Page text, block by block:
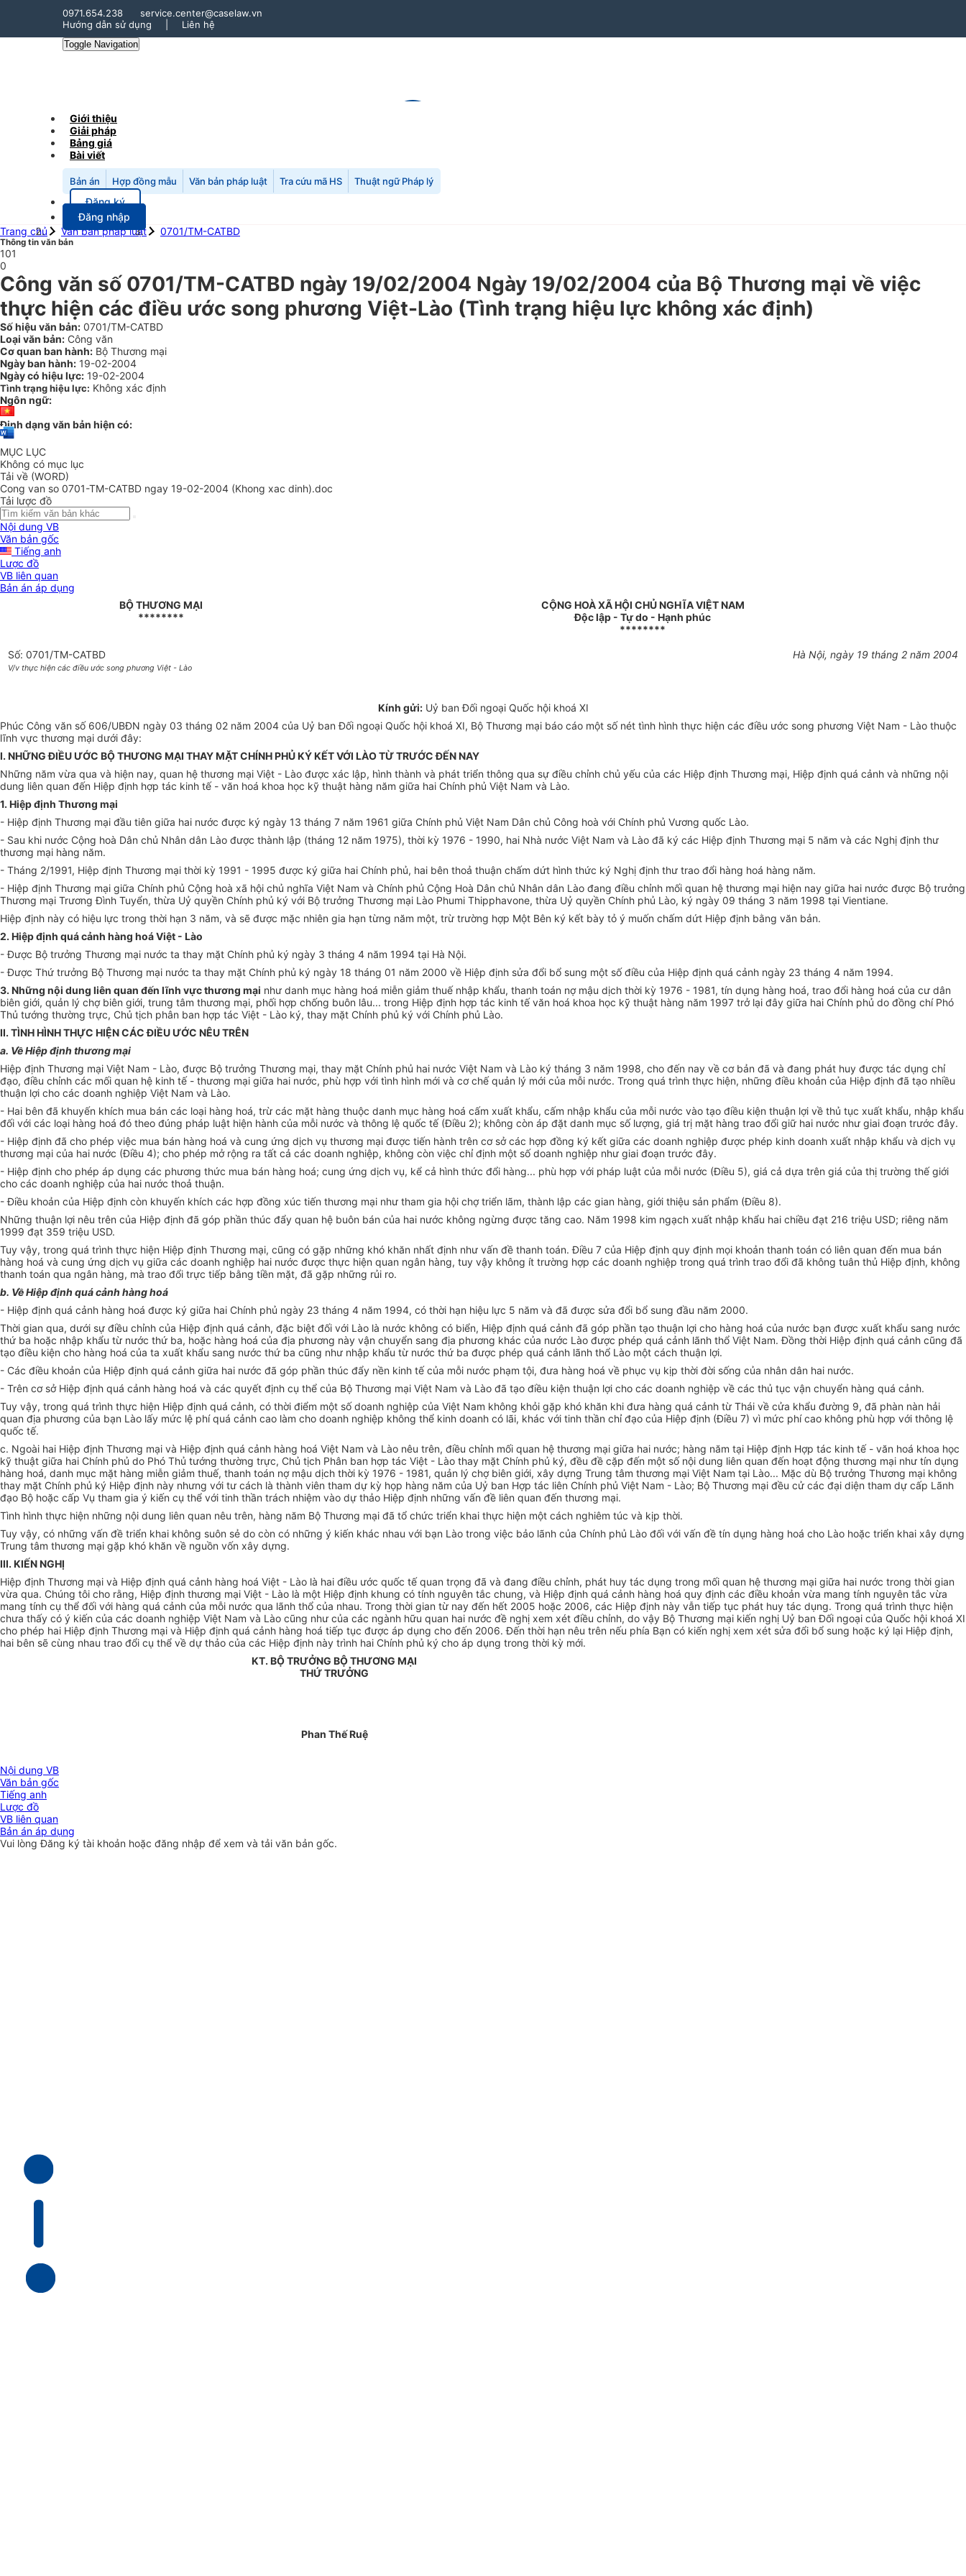
0971.654.238
service.center@caselaw.vn
Hướng dẫn sử dụng
Liên hệ
Toggle Navigation
Giới thiệu
Giải pháp
Bảng giá
Bài viết
Bản án Hợp đồng mẫu Văn bản pháp luật Tra cứu mã HS Thuật ngữ Pháp lý
Đăng ký
Đăng nhập
Trang chủ
Văn bản pháp luật 0701/TM-CATBD
Thông tin văn bản
101
0
Công văn số 0701/TM-CATBD ngày 19/02/2004 Ngày 19/02/2004 của Bộ Thương mại về việc
thực hiện các điều ước song phương Việt-Lào (Tình trạng hiệu lực không xác định)
Số hiệu văn bản: 0701/TM-CATBD
Loại văn bản: Công văn
Cơ quan ban hành: Bộ Thương mại
Ngày ban hành: 19-02-2004
Ngày có hiệu lực: 19-02-2004
Tình trạng hiệu lực: Không xác định
Ngôn ngữ:
Định dạng văn bản hiện có:
MỤC LỤC
Không có mục lục
Tải về (WORD)
Cong van so 0701-TM-CATBD ngay 19-02-2004 (Khong xac dinh).doc
Tải lược đồ
Nội dung VB
Văn bản gốc
Tiếng anh
Lược đồ
VB liên quan
Bản án áp dụng
BỘ THƯƠNG MẠI
********
CỘNG HOÀ XÃ HỘI CHỦ NGHĨA VIỆT NAM
Độc lập - Tự do - Hạnh phúc
********
Số: 0701/TM-CATBD
V/v thực hiện các điều ước song phương Việt - Lào
Hà Nội, ngày 19 tháng 2 năm 2004
Kính gửi:Uỷ ban Đối ngoại Quốc hội khoá XI
Phúc Công văn số 606/UBĐN ngày 03 tháng 02 năm 2004 của Uỷ ban Đối ngoại Quốc hội khoá XI, Bộ Thương mại báo cáo một số nét tình hình thực hiện các điều ước song phương Việt Nam - Lào thuộc
lĩnh vực thương mại dưới đây:
I. NHỮNG ĐIỀU ƯỚC BỘ THƯƠNG MẠI THAY MẶT CHÍNH PHỦ KÝ KẾT VỚI LÀO TỪ TRƯỚC ĐẾN NAY
Những năm vừa qua và hiện nay, quan hệ thương mại Việt - Lào được xác lập, hình thành và phát triển thông qua sự điều chỉnh chủ yếu của các Hiệp định Thương mại, Hiệp định quá cảnh và những nội
dung liên quan đến Hiệp định hợp tác kinh tế - văn hoá khoa học kỹ thuật hàng năm giữa hai Chính phủ Việt Nam và Lào.
1. Hiệp định Thương mại
- Hiệp định Thương mại đầu tiên giữa hai nước được ký ngày 13 tháng 7 năm 1961 giữa Chính phủ Việt Nam Dân chủ Công hoà với Chính phủ Vương quốc Lào.
- Sau khi nước Cộng hoà Dân chủ Nhân dân Lào được thành lập (tháng 12 năm 1975), thời kỳ 1976 - 1990, hai Nhà nước Việt Nam và Lào đã ký các Hiệp định Thương mại 5 năm và các Nghị định thư
thương mại hàng năm.
- Tháng 2/1991, Hiệp định Thương mại thời kỳ 1991 - 1995 được ký giữa hai Chính phủ, hai bên thoả thuận chấm dứt hình thức ký Nghị định thư trao đổi hàng hoá hàng năm.
- Hiệp định Thương mại giữa Chính phủ Cộng hoà xã hội chủ nghĩa Việt Nam và Chính phủ Cộng Hoà Dân chủ Nhân dân Lào đang điều chỉnh mối quan hệ thương mại hiện nay giữa hai nước được Bộ trưởng
Thương mại Trương Đình Tuyển, thừa Uỷ quyền Chính phủ ký với Bộ trưởng Thương mại Lào Phumi Thipphavone, thừa Uỷ quyền Chính phủ Lào, ký ngày 09 tháng 3 năm 1998 tại Vientiane.
Hiệp định này có hiệu lực trong thời hạn 3 năm, và sẽ được mặc nhiên gia hạn từng năm một, trừ trường hợp Một Bên ký kết bày tỏ ý muốn chấm dứt Hiệp định bằng văn bản.
2. Hiệp định quá cảnh hàng hoá Việt - Lào
- Được Bộ trưởng Thương mại nước ta thay mặt Chính phủ ký ngày 3 tháng 4 năm 1994 tại Hà Nội.
- Được Thứ trưởng Bộ Thương mại nước ta thay mặt Chính phủ ký ngày 18 tháng 01 năm 2000 về Hiệp định sửa đổi bổ sung một số điều của Hiệp định quá cảnh ngày 23 tháng 4 năm 1994.
3. Những nội dung liên quan đến lĩnh vực thương mại như danh mục hàng hoá miễn giảm thuế nhập khẩu, thanh toán nợ mậu dịch thời kỳ 1976 - 1981, tín dụng hàng hoá, trao đổi hàng hoá của cư dân
biên giới, quản lý chợ biên giới, trung tâm thương mại, phối hợp chống buôn lâu... trong Hiệp định hợp tác kinh tế văn hoá khoa học kỹ thuật hàng năm 1997 trở lại đây giữa hai Chính phủ do đồng chí Phó
Thủ tướng thường trực, Chủ tịch phân ban hợp tác Việt - Lào ký, thay mặt Chính phủ ký với Chính phủ Lào.
II. TÌNH HÌNH THỰC HIỆN CÁC ĐIỀU ƯỚC NÊU TRÊN
a. Về Hiệp định thương mại
Hiệp định Thương mại Việt Nam - Lào, được Bộ trưởng Thương mại, thay mặt Chính phủ hai nước Việt Nam và Lào ký tháng 3 năm 1998, cho đến nay về cơ bản đã và đang phát huy được tác dụng chỉ
đạo, điều chỉnh các mối quan hệ kinh tế - thương mại giữa hai nước, phù hợp với tình hình mới và cơ chế quản lý mới của mỗi nước. Trong quá trình thực hiện, những điều khoản của Hiệp định đã tạo nhiều
thuận lợi cho các doanh nghiệp Việt Nam và Lào.
- Hai bên đã khuyến khích mua bán các loại hàng hoá, trừ các mặt hàng thuộc danh mục hàng hoá cấm xuất khẩu, cấm nhập khẩu của mỗi nước vào tạo điều kiện thuận lợi về thủ tục xuất khẩu, nhập khẩu
đối với các loại hàng hoá đó theo đúng pháp luật hiện hành của mỗi nước và thông lệ quốc tế (Điều 2); không còn áp đặt danh mục số lượng, giá trị mặt hàng trao đổi giữ hai nước như giai đoạn trước đây.
- Hiệp định đã cho phép việc mua bán hàng hoá và cung ứng dịch vụ thương mại được tiến hành trên cơ sở các hợp đồng ký kết giữa các doanh nghiệp được phép kinh doanh xuất nhập khẩu và dịch vụ
thương mại của hai nước (Điều 4); cho phép mở rộng ra tất cả các doanh nghiệp, không còn việc chỉ định một số doanh nghiệp như giai đoạn trước đây.
- Hiệp định cho phép áp dụng các phương thức mua bán hàng hoá; cung ứng dịch vụ, kể cả hình thức đổi hàng... phù hợp với pháp luật của mỗi nước (Điều 5), giá cả dựa trên giá của thị trường thế giới
cho các doanh nghiệp của hai nước thoả thuận.
- Điều khoản của Hiệp định còn khuyến khích các hợp đồng xúc tiến thương mại như tham gia hội chợ triển lãm, thành lập các gian hàng, giới thiệu sản phẩm (Điều 8).
Những thuận lợi nêu trên của Hiệp định đã góp phần thúc đẩy quan hệ buôn bán của hai nước không ngừng được tăng cao. Năm 1998 kim ngạch xuất nhập khẩu hai chiều đạt 216 triệu USD; riêng năm
1999 đạt 359 triệu USD.
Tuy vậy, trong quá trình thực hiện Hiệp định Thương mại, cũng có gặp những khó khăn nhất định như vấn đề thanh toán. Điều 7 của Hiệp định quy định mọi khoản thanh toán có liên quan đến mua bán
hàng hoá và cung ứng dịch vụ giữa các doanh nghiệp hai nước được thực hiện quan ngân hàng, tuy vậy không ít trường hợp các doanh nghiệp trong quá trình trao đổi đã không tuân thủ Hiệp định, không
thanh toán qua ngân hàng, mà trao đổi trực tiếp bằng tiền mặt, đã gặp những rủi ro.
b. Về Hiệp định quá cảnh hàng hoá
- Hiệp định quá cảnh hàng hoá được ký giữa hai Chính phủ ngày 23 tháng 4 năm 1994, có thời hạn hiệu lực 5 năm và đã được sửa đổi bổ sung đầu năm 2000.
Thời gian qua, dưới sự điều chỉnh của Hiệp định quá cảnh, đặc biệt đối với Lào là nước không có biển, Hiệp định quá cảnh đã góp phần tạo thuận lợi cho hàng hoá của nước bạn được xuất khẩu sang nước
thứ ba hoặc nhập khẩu từ nước thứ ba, hoặc hàng hoá của địa phương này vận chuyển sang địa phương khác của nước Lào được phép quá cảnh lãnh thổ Việt Nam. Đồng thời Hiệp định quá cảnh cũng đã
tạo điều kiện cho hàng hoá của ta xuất khẩu sang nước thứ ba cũng như nhập khẩu từ nước thứ ba được phép quá cảnh lãnh thổ Lào một cách thuận lợi.
- Các điều khoản của Hiệp định quá cảnh giữa hai nước đã góp phần thúc đẩy nền kinh tế của mỗi nước phạm tội, đưa hàng hoá về phục vụ kịp thời đời sống của nhân dân hai nước.
- Trên cơ sở Hiệp định quá cảnh hàng hoá và các quyết định cụ thể của Bộ Thương mại Việt Nam và Lào đã tạo điều kiện thuận lợi cho các doanh nghiệp về các thủ tục vận chuyển hàng quá cảnh.
Tuy vậy, trong quá trình thực hiện Hiệp định quá cảnh, có thời điểm một số doanh nghiệp của Việt Nam không khỏi gặp khó khăn khi đưa hàng quá cảnh từ Thái về cửa khẩu đường 9, đã phàn nàn hải
quan địa phương của bạn Lào lấy mức lệ phí quá cảnh cao làm cho doanh nghiệp không thể kinh doanh có lãi, khác với tinh thần chỉ đạo của Hiệp định (Điều 7) vì mức phí cao không phù hợp với thông lệ
quốc tế.
c. Ngoài hai Hiệp định Thương mại và Hiệp định quá cảnh hàng hoá Việt Nam và Lào nêu trên, điều chỉnh mối quan hệ thương mại giữa hai nước; hàng năm tại Hiệp định Hợp tác kinh tế - văn hoá khoa học
kỹ thuật giữa hai Chính phủ do Phó Thủ tướng thường trực, Chủ tịch Phân ban hợp tác Việt - Lào thay mặt Chính phủ ký, đều đề cặp đến một số nội dung liên quan đến hoạt động thương mại như tín dụng
hàng hoá, danh mục mặt hàng miễn giảm thuế, thanh toán nợ mậu dịch thời kỳ 1976 - 1981, quản lý chợ biên giới, xây dựng Trung tâm thương mại Việt Nam tại Lào... Mặc dù Bộ trưởng Thương mại không
thay mặt Chính phủ ký Hiệp định này nhưng với tư cách là thành viên tham dự kỳ họp hàng năm của Uỷ ban Hợp tác liên Chính phủ Việt Nam - Lào; Bộ Thương mại đều cử các đại diện tham dự cấp Lãnh
đạo Bộ hoặc cấp Vụ tham gia ý kiến cụ thể với tinh thần trách nhiệm vào dự thảo Hiệp định những vấn đề liên quan đến thương mại.
Tình hình thực hiện những nội dung liên quan nêu trên, hàng năm Bộ Thương mại đã tổ chức triển khai thực hiện một cách nghiêm túc và kịp thời.
Tuy vậy, có những vấn đề triển khai không suôn sẻ do còn có những ý kiến khác nhau với bạn Lào trong việc bảo lãnh của Chính phủ Lào đối với vấn đề tín dụng hàng hoá cho Lào hoặc triển khai xây dựng
Trung tâm thương mại gặp khó khăn về nguồn vốn xây dựng.
III. KIẾN NGHỊ
Hiệp định Thương mại và Hiệp định quá cảnh hàng hoá Việt - Lào là hai điều ước quốc tế quan trọng đã và đang điều chỉnh, phát huy tác dụng trong mối quan hệ thương mại giữa hai nước trong thời gian
vừa qua. Chúng tôi cho rằng, Hiệp định thương mại Việt - Lào là một Hiệp định khung có tính nguyên tắc chung, và Hiệp định quá cảnh hàng hoá quy định các điều khoản vừa mang tính nguyên tắc vừa
mang tính cụ thể đối với hàng quá cảnh của mỗi nước qua lãnh thổ của nhau. Trong thời gian từ nay đến hết 2005 hoặc 2006, các Hiệp định này vẫn tiếp tục phát huy tác dụng. Trong quá trình thực hiện
chưa thấy có ý kiến của các doanh nghiệp Việt Nam và Lào cũng như của các ngành hữu quan hai nước đề nghị xem xét điều chỉnh, do vậy Bộ Thương mại kiến nghị Uỷ ban Đối ngoại của Quốc hội khoá XI
cho phép hai Hiệp định Thương mại và Hiệp định quá cảnh hàng hoá tiếp tục được áp dụng cho đến 2006. Đến thời hạn nêu trên nếu phía Bạn có kiến nghị xem xét sửa đổi bổ sung hoặc ký lại Hiệp định,
hai bên sẽ cùng nhau trao đổi cụ thể về dự thảo của các Hiệp định này trình hai Chính phủ ký cho áp dụng trong thời kỳ mới.
KT. BỘ TRƯỞNG BỘ THƯƠNG MẠI
THỨ TRƯỞNG
Phan Thế Ruệ
Nội dung VB
Văn bản gốc
Tiếng anh
Lược đồ
VB liên quan
Bản án áp dụng
Vui lòngĐăng ký tài khoản hoặc đăng nhập để xem và tải văn bản gốc.